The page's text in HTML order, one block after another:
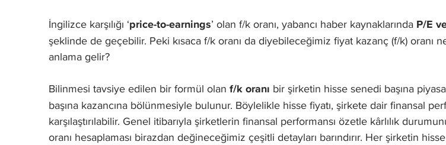
İngilizce karşılığı ‘price-to-earnings’ olan f/k oranı, yabancı haber kaynaklarında P/E
şeklinde de geçebilir. Peki kısaca f/k oranı da diyebileceğimiz fiyat kazanç (f/k) oranı
anlama gelir?
Bilinmesi tavsiye edilen bir formül olan f/k oranı bir şirketin hisse senedi başına
başına kazancına bölünmesiyle bulunur. Böylelikle hisse fiyatı, şirkete dair finansal
karşılaştırılabilir. Genel itibarıyla şirketlerin finansal performansı özetle kârlılık
oranı hesaplaması birazdan değineceğimiz çeşitli detayları barındırır. Her şirketin